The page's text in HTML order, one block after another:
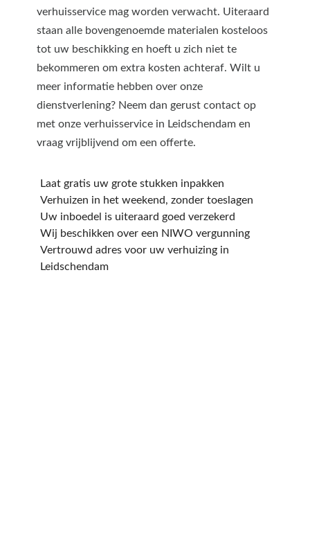
verhuisservice mag worden verwacht. Uiteraard
staan alle bovengenoemde materialen kosteloos
tot uw beschikking en hoeft u zich niet te
bekommeren om extra kosten achteraf. Wilt u
meer informatie hebben over onze
dienstverlening? Neem dan gerust contact op
met onze verhuisservice in Leidschendam en
vraag vrijblijvend om een offerte.
Laat gratis uw grote stukken inpakken
Verhuizen in het weekend, zonder toeslagen
Uw inboedel is uiteraard goed verzekerd
Wij beschikken over een NIWO vergunning
Vertrouwd adres voor uw verhuizing in
Leidschendam